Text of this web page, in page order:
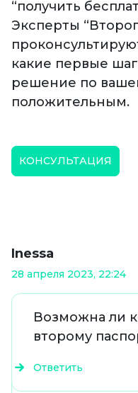
“получить
Эксперты
какие первые
решение по
положительным.
КОНСУЛЬТАЦИЯ
Inessa
28 апреля 2023, 22:24
Возможна ли
второму
Ответить